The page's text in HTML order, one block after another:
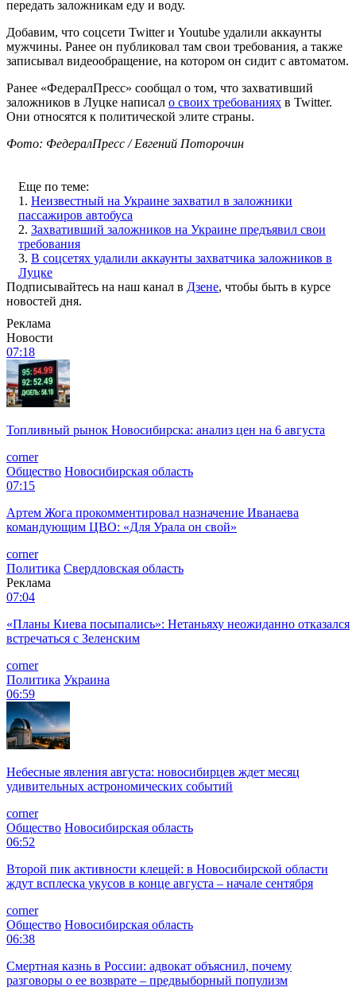
передать заложникам еду и воду.
Добавим, что соцсети Twitter и Youtube удалили аккаунты
мужчины. Ранее он публиковал там свои требования, а также
записывал видеообращение, на котором он сидит с автоматом.
Ранее «ФедералПресс» сообщал о том, что захвативший
заложников в Луцке написал о своих требованиях в Twitter.
Они относятся к политической элите страны.
Фото: ФедералПресс / Евгений Поторочин
Еще по теме:
1. Неизвестный на Украине захватил в заложники
пассажиров автобуса
2. Захвативший заложников на Украине предъявил свои
требования
3. В соцсетях удалили аккаунты захватчика заложников в
Луцке
Подписывайтесь на наш канал в Дзене, чтобы быть в курсе
новостей дня.
Реклама
Новости
07:18
Топливный рынок Новосибирска: анализ цен на 6 августа
corner
Общество Новосибирская область
07:15
Артем Жога прокомментировал назначение Иванаева
командующим ЦВО: «Для Урала он свой»
corner
Политика Свердловская область
Реклама
07:04
«Планы Киева посыпались»: Нетаньяху неожиданно отказался
встречаться с Зеленским
corner
Политика Украина
06:59
Небесные явления августа: новосибирцев ждет месяц
удивительных астрономических событий
corner
Общество Новосибирская область
06:52
Второй пик активности клещей: в Новосибирской области
ждут всплеска укусов в конце августа – начале сентября
corner
Общество Новосибирская область
06:38
Смертная казнь в России: адвокат объяснил, почему
разговоры о ее возврате – предвыборный популизм